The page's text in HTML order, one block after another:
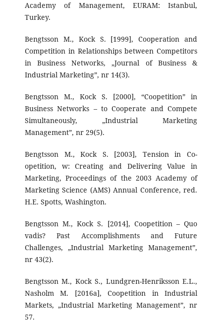
Academy of Management, EURAM: Istanbul,
Turkey.
Bengtsson M., Kock S. [1999], Cooperation and
Competition in Relationships between Competitors
in Business Networks, „Journal of Business &
Industrial Marketing”, nr 14(3).
Bengtsson M., Kock S. [2000], “Coopetition” in
Business Networks – to Cooperate and Compete
Simultaneously, „Industrial Marketing
Management”, nr 29(5).
Bengtsson M., Kock S. [2003], Tension in Co-
opetition, w: Creating and Delivering Value in
Marketing, Proceedings of the 2003 Academy of
Marketing Science (AMS) Annual Conference, red.
H.E. Spotts, Washington.
Bengtsson M., Kock S. [2014], Coopetition – Quo
vadis? Past Accomplishments and Future
Challenges, „Industrial Marketing Management”,
nr 43(2).
Bengtsson M., Kock S., Lundgren-Henriksson E.L.,
Nasholm M. [2016a], Coopetition in Industrial
Markets, „Industrial Marketing Management”, nr
57.